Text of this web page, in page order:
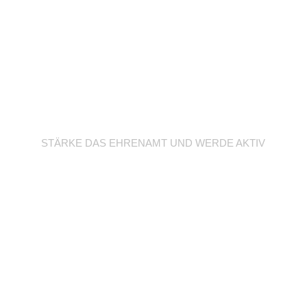
STÄRKE DAS EHRENAMT UND WERDE AKTIV